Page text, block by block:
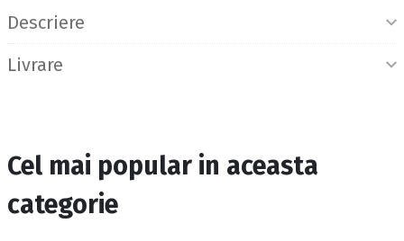
Descriere
Livrare
Cel mai popular in aceasta
categorie